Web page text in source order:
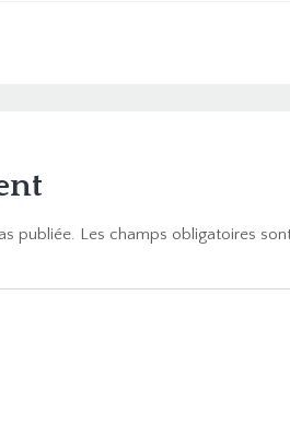
publiée. Les champs obligatoires